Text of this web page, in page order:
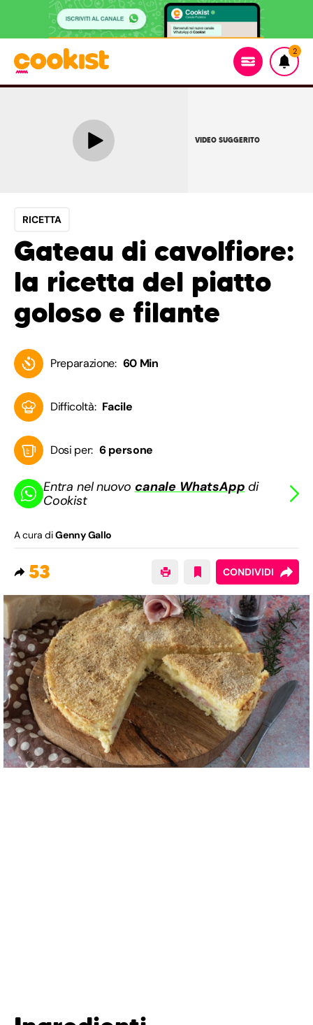
2
VIDEO SUGGERITO
RICETTA
Gateau di cavolfiore:
la ricetta del piatto
goloso e filante
Preparazione: 60 Min
Difficoltà: Facile
Dosi per: 6 persone
Entra nel nuovocanale WhatsApp di
Cookist
A cura diGenny Gallo
53 CONDIVIDI